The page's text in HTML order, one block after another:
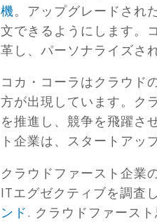
機。アップグレードされ
文できるようにします。
革し、パーソナライズさ
コカ・コーラはクラウド
方が出現しています。ク
を推進し、競争を飛躍さ
ト企業は、スタートアッ
クラウドファースト企業
ITエグゼクティブを調査
ンド. クラウドファース